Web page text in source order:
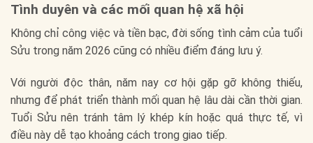
Tình duyên và các mối quan hệ xã hội
Không chỉ công việc và tiền bạc, đời sống tình cảm của tuổi
Sửu trong năm 2026 cũng có nhiều điểm đáng lưu ý.
Với người độc thân, năm nay cơ hội gặp gỡ không thiếu,
nhưng để phát triển thành mối quan hệ lâu dài cần thời gian.
Tuổi Sửu nên tránh tâm lý khép kín hoặc quá thực tế, vì
điều này dễ tạo khoảng cách trong giao tiếp.